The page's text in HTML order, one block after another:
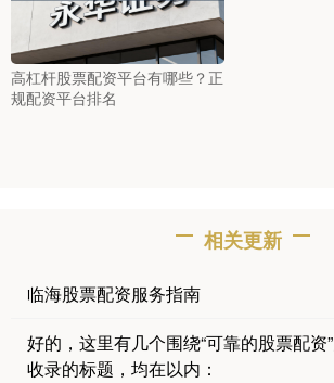
高杠杆股票配资平台有哪些？正
规配资平台排名
相关更新
临海股票配资服务指南
好的，这里有几个围绕“可靠的股票配资
收录的标题，均在以内：